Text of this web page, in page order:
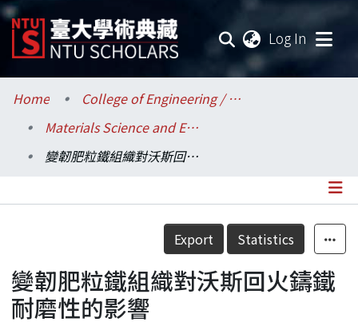
Log In
Communities & Collections
Research Outputs
Statistics
Home
College of Engineering / 工學院
Materials Science and Engineering / 材料科學與工程學系
變韌肥粒鐵組織對沃斯回火鑄鐵耐磨性的影響
Details
Export Statistics
變韌肥粒鐵組織對沃斯回火鑄鐵
耐磨性的影響